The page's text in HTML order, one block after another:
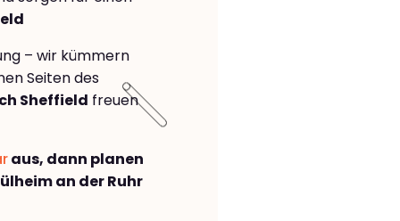
– wir kümmern
Seiten des
Sheffield freuen
aus, dann planen
an der Ruhr